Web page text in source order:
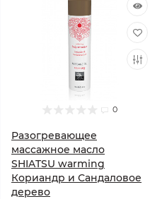
0
Разогревающее
массажное масло
SHIATSU warming
Кориандр и Сандаловое
дерево